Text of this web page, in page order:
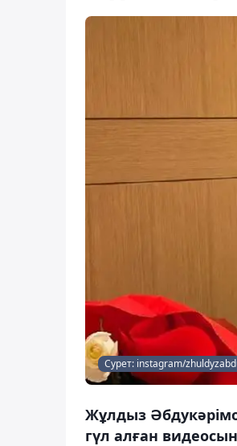
Сурет: instagram/
Жұлдыз
гүл алған